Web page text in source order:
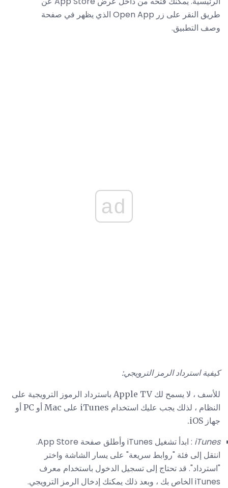
طريق النقر على زر Open App الذي يظهر في صفحة
وصف التطبيق.
ad
كيفية استرداد الرمز الترويجي:
للأسف ، لا يسمح لك Apple TV باسترداد الرموز الترويجية على
النظام ، لذلك يجب عليك استخدام iTunes على Mac أو PC أو
جهاز iOS.
iTunes
: ابدأ تشغيل iTunes وأطلق صفحة App Store.
انتقل إلى فئة "روابط سريعة" على يسار الشاشة واختر
"استرداد". قد تحتاج إلى تسجيل الدخول باستخدام معرف
iTunes الخاص بك ، وبعد ذلك يمكنك إدخال الرمز الترويجي.